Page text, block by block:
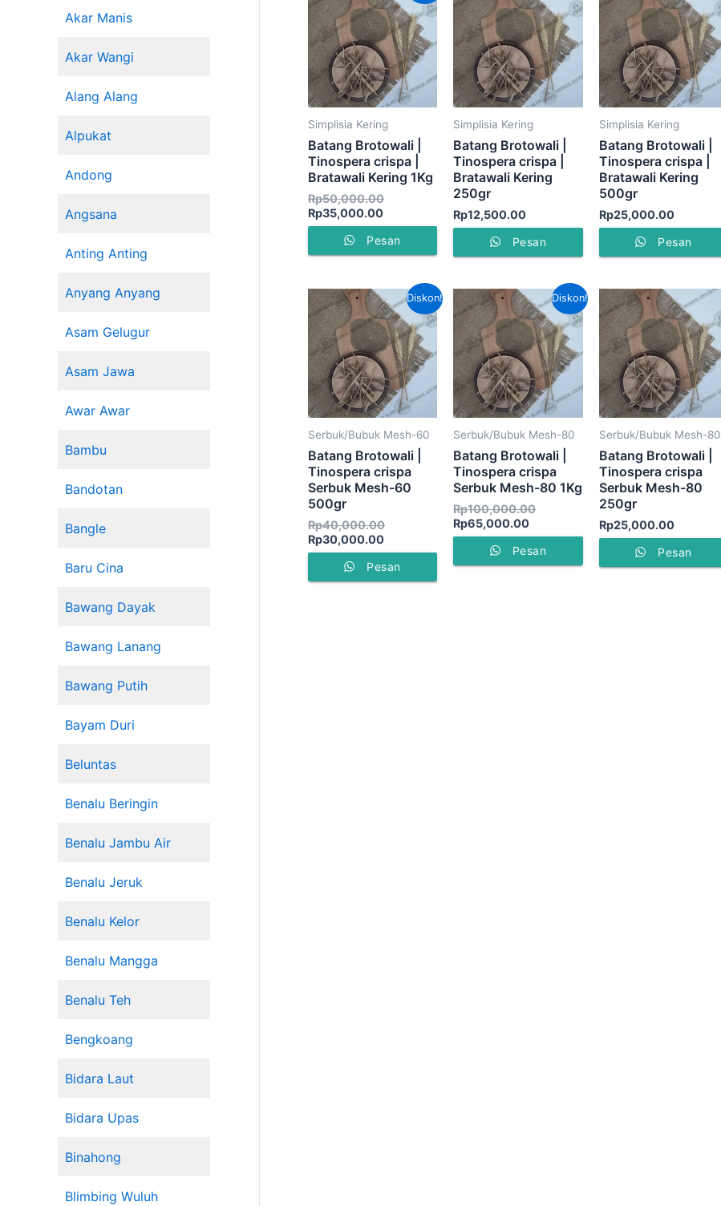
Akar Manis
Akar Wangi
Alang Alang
Alpukat
Andong
Angsana
Anting Anting
Anyang Anyang
Asam Gelugur
Asam Jawa
Awar Awar
Bambu
Bandotan
Bangle
Baru Cina
Bawang Dayak
Bawang Lanang
Bawang Putih
Bayam Duri
Beluntas
Benalu Beringin
Benalu Jambu Air
Benalu Jeruk
Benalu Kelor
Benalu Mangga
Benalu Teh
Bengkoang
Bidara Laut
Bidara Upas
Binahong
Blimbing Wuluh
Simplisia Kering
Batang Brotowali |
Tinospera crispa |
Bratawali Kering 1Kg
Rp50,000.00
adalah:
Rp50,000.00.
Rp35,000.00
ini
adalah:
Rp35,000.00.
Pesan
Simplisia Kering
Batang Brotowali |
Tinospera crispa |
Bratawali Kering
250gr
Rp12,500.00
Pesan
Simplisia Kering
Batang Brotowali |
Tinospera crispa |
Bratawali Kering
500gr
Rp25,000.00
Pesan
Diskon!
Serbuk/Bubuk Mesh-60
Batang Brotowali |
Tinospera crispa
Serbuk Mesh-60
500gr
Rp40,000.00
Harga
aslinya
adalah:
Rp40,000.00.
Rp30,000.00
Harga
saat
ini
adalah:
Rp30,000.00.
Pesan
Diskon!
Serbuk/Bubuk Mesh-80
Batang Brotowali |
Tinospera crispa
Serbuk Mesh-80 1Kg
Rp100,000.00
Harga
aslinya
adalah:
Rp100,000.00.
Rp65,000.00
Harga
saat
ini
adalah:
Rp65,000.00.
Pesan
Serbuk/Bubuk Mesh-80
Batang Brotowali |
Tinospera crispa
Serbuk Mesh-80
250gr
Rp25,000.00
Pesan